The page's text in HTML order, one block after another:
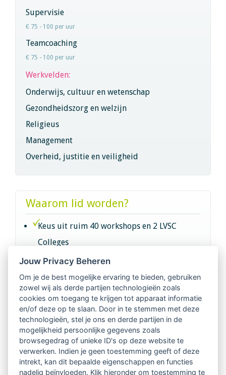
Supervisie
€ 75 - 100 per uur
Teamcoaching
€ 75 - 100 per uur
Werkvelden:
Onderwijs, cultuur en wetenschap
Gezondheidszorg en welzijn
Religieus
Management
Overheid, justitie en veiligheid
Waarom lid worden?
Keus uit ruim 40 workshops en 2 LVSC
Colleges
Intervisie met geregistreerde vakgenoten
Netwerk van 2100 professionals in 14
regio's
Vindbaar voor opdrachtgevers
Tijdschrift voor
Begeleidingskunde & kennisbank
Jouw Privacy Beheren
Om je de best mogelijke ervaring te bieden, gebruiken
zowel wij als derde partijen technologieën zoals
cookies om toegang te krijgen tot apparaat informatie
en/of deze op te slaan. Door in te stemmen met deze
technologieën, stel je ons en derde partijen in de
mogelijkheid persoonlijke gegevens zoals
browsegedrag of unieke ID's op deze website te
verwerken. Indien je geen toestemming geeft of deze
intrekt, kan dit bepaalde eigenschappen en functies
nadelig beïnvloeden. Klik hieronder om toestemming te